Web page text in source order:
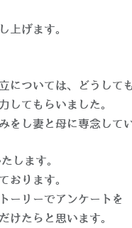
上げます。
については、どうして
してもらいました。
をし妻と母に専念してい
します。
おります。
ーリーでアンケートを
けたらと思います。